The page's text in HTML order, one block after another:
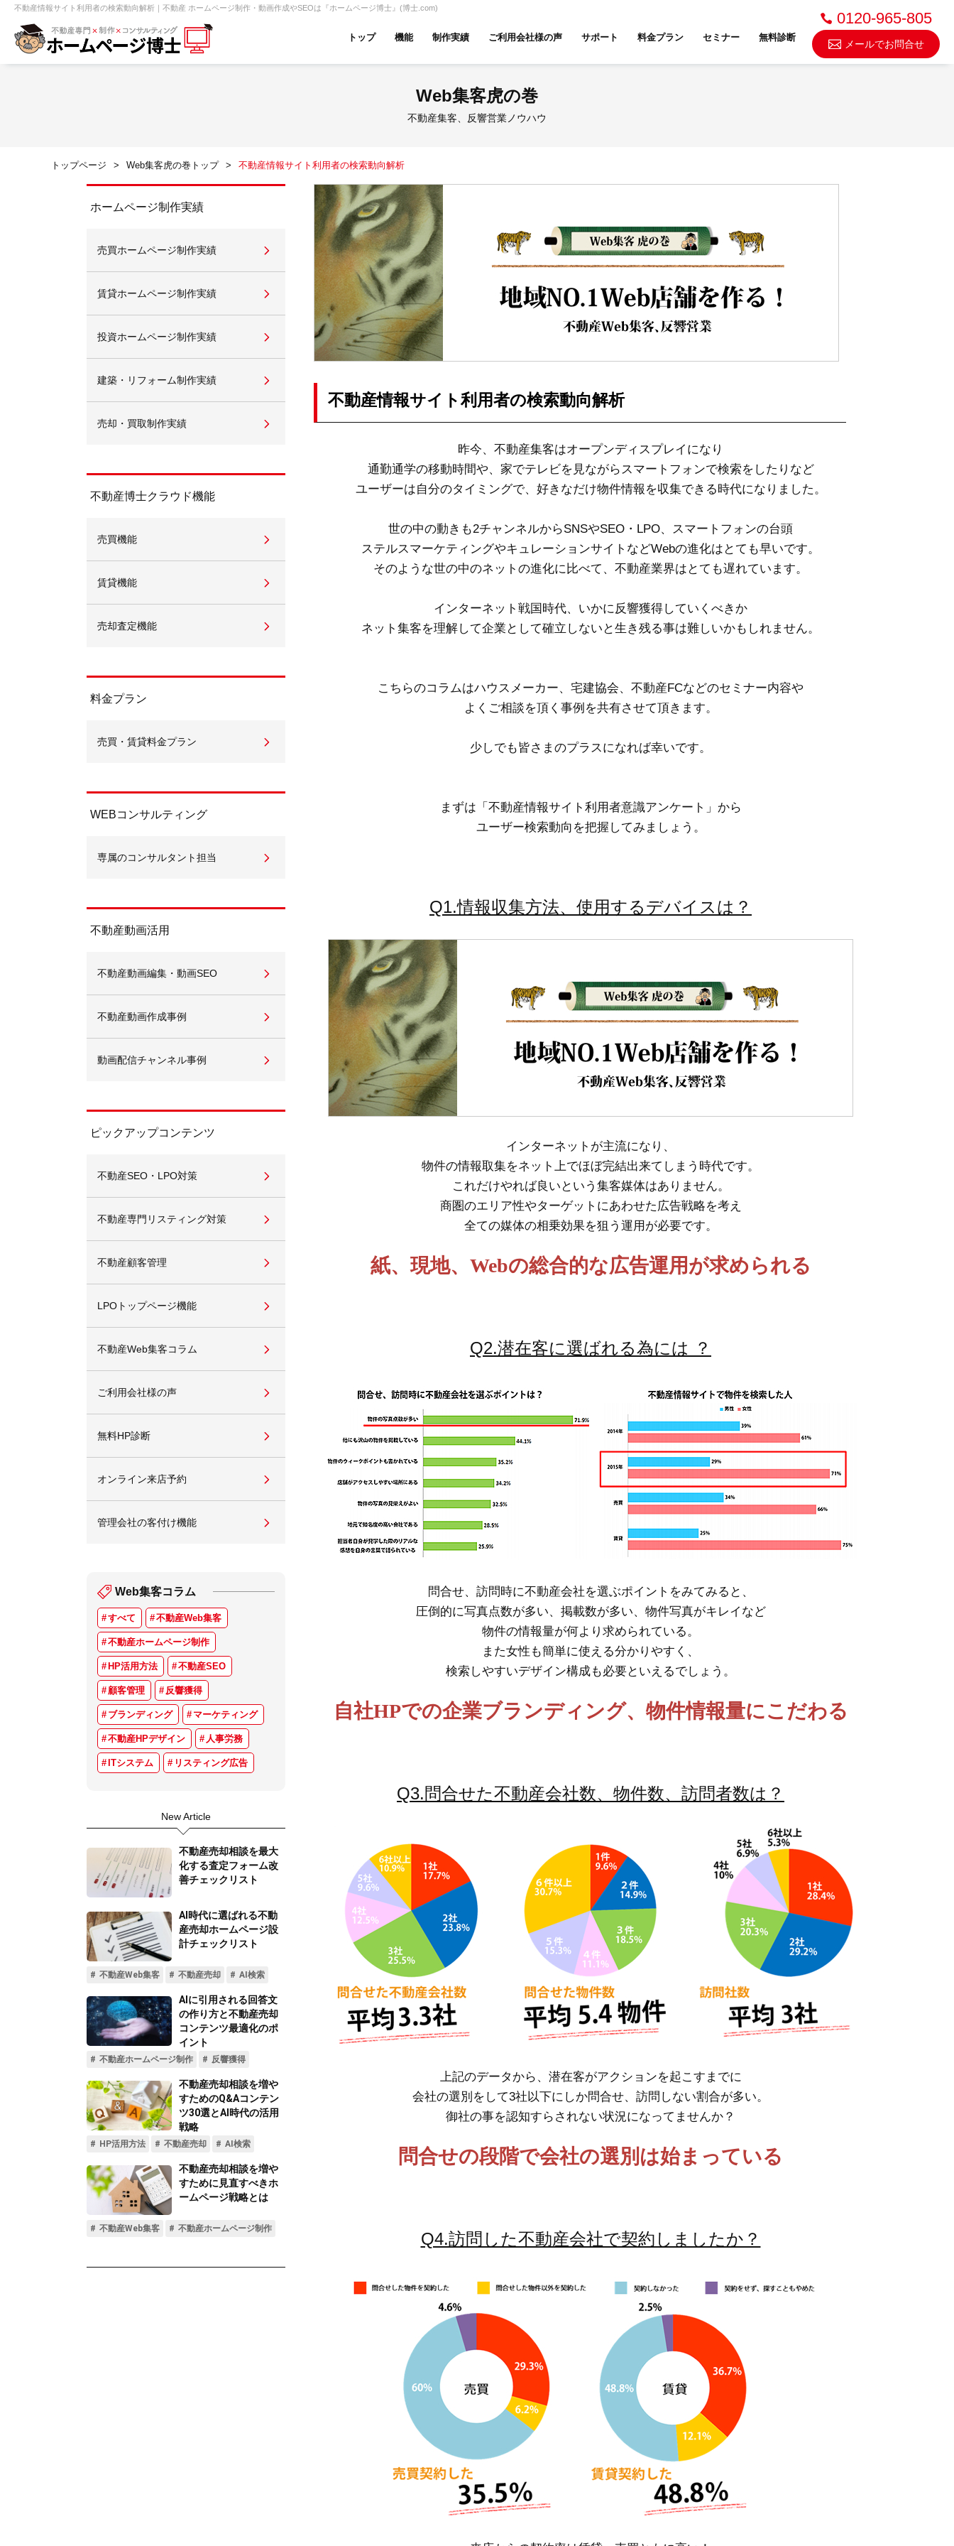
不動産情報サイト利用者の検索動向解析｜不動産 ホームページ制作・動画作成やSEOは『ホームページ博士』(博士.com)
トップ 機能 制作実績
建築・リフォーム
アパマンショップ
建築請負・中古リノベ 総合コーポレート
不動産動画制作事例 動画配信サイト制作事例
ご利用会社様の声 サポート 料金プラン セミナー 無料診断
0120-965-805
メールでお問合せ
Web集客虎の巻
不動産集客、反響営業ノウハウ
トップページ Web集客虎の巻トップ 不動産情報サイト利用者の検索動向解析
ホームページ制作実績
売買ホームページ制作実績
賃貸ホームページ制作実績
投資ホームページ制作実績
建築・リフォーム制作実績
売却・買取制作実績
不動産博士クラウド機能
売買機能
賃貸機能
売却査定機能
料金プラン
売買・賃貸料金プラン
WEBコンサルティング
専属のコンサルタント担当
不動産動画活用
不動産動画編集・動画SEO
不動産動画作成事例
動画配信チャンネル事例
ピックアップコンテンツ
不動産SEO・LPO対策
不動産専門リスティング対策
不動産顧客管理
LPOトップページ機能
不動産Web集客コラム
ご利用会社様の声
無料HP診断
オンライン来店予約
管理会社の客付け機能
Web集客コラム
すべて 不動産Web集客
不動産ホームページ制作
HP活用方法 不動産SEO
顧客管理 反響獲得
ブランディング マーケティング
不動産HPデザイン 人事労務
ITシステム リスティング広告
New Article
不動産情報サイト利用者の検索動向解析
昨今、不動産集客はオープンディスプレイになり
通勤通学の移動時間や、家でテレビを見ながらスマートフォンで検索をしたりなど
ユーザーは自分のタイミングで、好きなだけ物件情報を収集できる時代になりました。
世の中の動きも2チャンネルからSNSやSEO・LPO、スマートフォンの台頭
ステルスマーケティングやキュレーションサイトなどWebの進化はとても早いです。
そのような世の中のネットの進化に比べて、不動産業界はとても遅れています。
インターネット戦国時代、いかに反響獲得していくべきか
ネット集客を理解して企業として確立しないと生き残る事は難しいかもしれません。
こちらのコラムはハウスメーカー、宅建協会、不動産FCなどのセミナー内容や
よくご相談を頂く事例を共有させて頂きます。
少しでも皆さまのプラスになれば幸いです。
まずは「不動産情報サイト利用者意識アンケート」から
ユーザー検索動向を把握してみましょう。
Q1.情報収集方法、使用するデバイスは？
インターネットが主流になり、
物件の情報取集をネット上でほぼ完結出来てしまう時代です。
これだけやれば良いという集客媒体はありません。
商圏のエリア性やターゲットにあわせた広告戦略を考え
全ての媒体の相乗効果を狙う運用が必要です。
紙、現地、Webの総合的な広告運用が求められる
Q2.潜在客に選ばれる為には ？
問合せ、訪問時に不動産会社を選ぶポイントをみてみると、
圧倒的に写真点数が多い、掲載数が多い、物件写真がキレイなど
物件の情報量が何より求められている。
また女性も簡単に使える分かりやすく、
検索しやすいデザイン構成も必要といえるでしょう。
自社HPでの企業ブランディング、物件情報量にこだわる
Q3.問合せた不動産会社数、物件数、訪問者数は？
上記のデータから、潜在客がアクションを起こすまでに
会社の選別をして3社以下にしか問合せ、訪問しない割合が多い。
御社の事を認知すらされない状況になってませんか？
問合せの段階で会社の選別は始まっている
Q4.訪問した不動産会社で契約しましたか？